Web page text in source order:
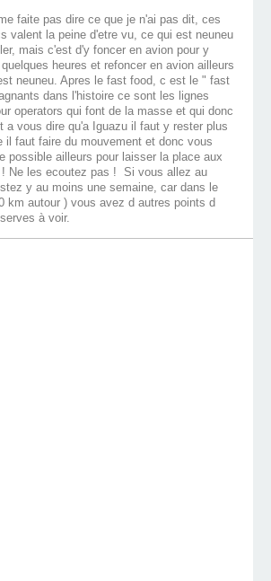
faite pas dire ce que je n'ai pas dit, ces
valent la peine d'etre vu, ce qui est neuneu
mais c'est d'y foncer en avion pour y
heures et refoncer en avion ailleurs
neuneu. Apres le fast food, c est le " fast
dans l'histoire ce sont les lignes
operators qui font de la masse et qui donc
a vous dire qu'a Iguazu il faut y rester plus
il faut faire du mouvement et donc vous
possible ailleurs pour laisser la place aux
! Ne les ecoutez pas ! Si vous allez au
y au moins une semaine, car dans le
km autour ) vous avez d autres points d
à voir.